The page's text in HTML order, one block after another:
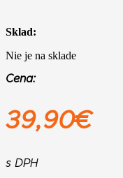
Sklad:
Nie je na sklade
Cena:
39,90€
s DPH